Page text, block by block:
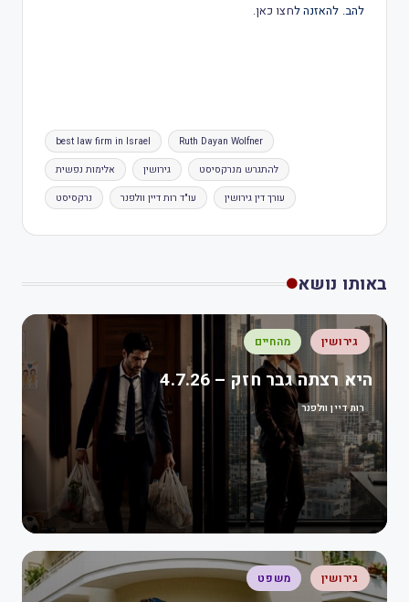
להב. להאזנה לחצו כאן.
best law firm in Israel Ruth Dayan Wolfner
אלימות נפשית גירושין להתגרש מנרקסיסט
נרקסיסט עו"ד רות דיין וולפנר עורך דין גירושין
באותו נושא
גירושין מהחיים
היא רצתה גבר חזק – 4.7.26
רות דיין וולפנר
גירושין משפט